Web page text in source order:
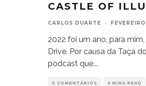
CASTLE OF
CARLOS DUARTE ·
2022 foi um ano, para
Drive. Por causa da Taça
podcast que...
0 COMENTÁRIOS 4 MINS READ